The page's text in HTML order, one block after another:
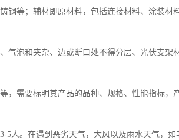
钢等；辅材即原材料，包括连接材料、涂装材
气泡和夹杂、边或断口处不得分层、光伏支架
，需要标明其产品的品种、规格、性能指标，
5人。在遇到恶劣天气，大风以及雨水天气，